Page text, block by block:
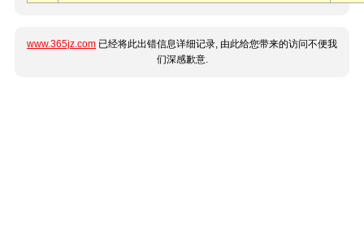
www.365jz.com 已经将此出错信息详细记录, 由此给您带来的访问不便我
们深感歉意.